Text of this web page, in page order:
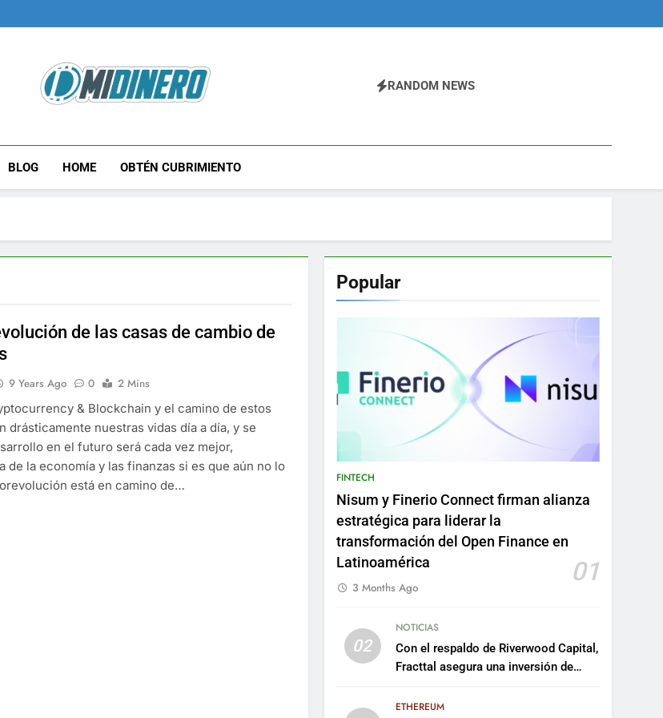
Midinero.co
RANDOM NEWS
BLOG HOME OBTÉN CUBRIMIENTO
de las casas de cambio de
9 Years Ago 0
2 Mins
& Blockchain y el camino de estos
drásticamente nuestras vidas día a día, y se
en el futuro será cada vez mejor,
de la economía y las finanzas si es que aún no lo
está en camino de…
Popular
FINTECH
Nisum y Finerio Connect firman alianza
estratégica para liderar la
transformación del Open Finance en
Latinoamérica
01
3 Months Ago
02
NOTICIAS
Con el respaldo de Riverwood Capital,
Fracttal asegura una inversión de
plataforma
ETHEREUM